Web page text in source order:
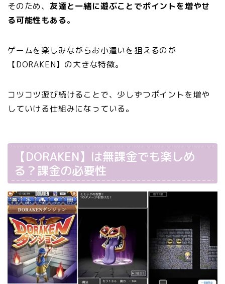
そのため、 友達と一緒に遊ぶことでポイントを増やせ
る可能性もある。
ゲームを楽しみながらお小遣いを狙えるのが
【DORAKEN】の大きな特徴。
コツコツ遊び続けることで、少しずつポイントを増や
していける仕組みになっている。
【DORAKEN】は無課金でも楽しめ
る？課金の必要性